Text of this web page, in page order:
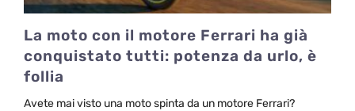
La moto con il motore Ferrari ha già
conquistato tutti: potenza da urlo, è
follia
Avete mai visto una moto spinta da un motore Ferrari?